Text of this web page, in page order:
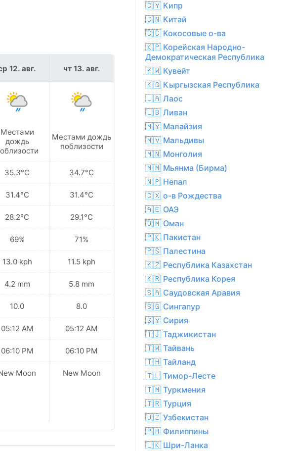
12. авг.
Местами
дождь
35.3°C
31.4°C
28.2°C
69%
13.0 kph
4.2 mm
10.0
05:12 AM
06:10 PM
Moon
чт 13. авг.
Местами дождь
поблизости
34.7°C
31.4°C
29.1°C
71%
11.5 kph
5.8 mm
8.0
05:12 AM
06:10 PM
New Moon
🇨🇾 Кипр
🇨🇳 Китай
🇨🇨 Кокосовые о-ва
🇰🇵 Корейская Народно-
Демократическая Республика
🇰🇼 Кувейт
🇰🇬 Кыргызская Республика
🇱🇦 Лаос
🇱🇧 Ливан
🇲🇾 Малайзия
🇲🇻 Мальдивы
🇲🇳 Монголия
🇲🇲 Мьянма (Бирма)
🇳🇵 Непал
🇨🇽 о-в Рождества
🇦🇪 ОАЭ
🇴🇲 Оман
🇵🇰 Пакистан
🇵🇸 Палестина
🇰🇿 Республика Казахстан
🇰🇷 Республика Корея
🇸🇦 Саудовская Аравия
🇸🇬 Сингапур
🇸🇾 Сирия
🇹🇯 Таджикистан
🇹🇼 Тайвань
🇹🇭 Тайланд
🇹🇱 Тимор-Лесте
🇹🇲 Туркмения
🇹🇷 Турция
🇺🇿 Узбекистан
🇵🇭 Филиппины
🇱🇰 Шри-Ланка